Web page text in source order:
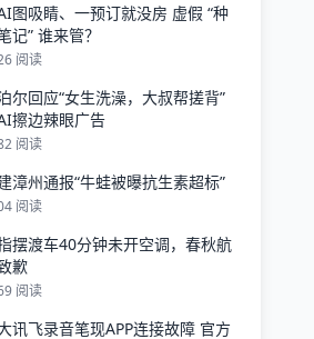
图吸睛、一预订就没房 虚假 “种
记” 谁来管？
阅读
尔回应“女生洗澡，大叔帮搓背”
擦边辣眼广告
阅读
漳州通报“牛蛙被曝抗生素超标”
阅读
摆渡车40分钟未开空调，春秋航
歉
阅读
讯飞录音笔现APP连接故障 官方